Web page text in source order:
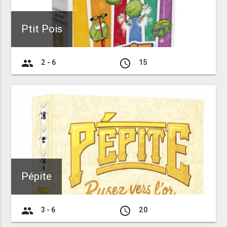
Ptit Pois
group 2 - 6 access_time 15
Pépite
group 3 - 6 access_time 20